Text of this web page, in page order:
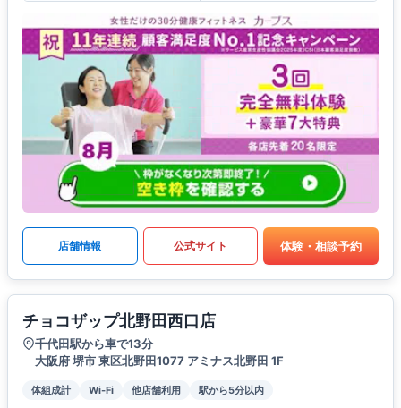
店舗情報 公式サイト 体験・相談予約
チョコザップ北野田西口店
千代田駅から車で13分
大阪府 堺市 東区北野田1077 アミナス北野田 1F
体組成計 Wi-Fi 他店舗利用 駅から5分以内